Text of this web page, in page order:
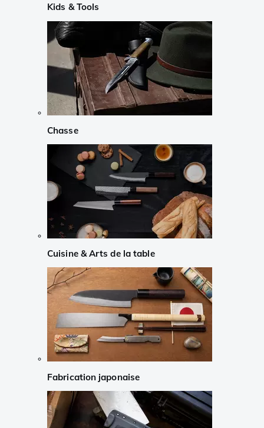
Kids & Tools
Chasse
Cuisine & Arts de la table
Fabrication japonaise